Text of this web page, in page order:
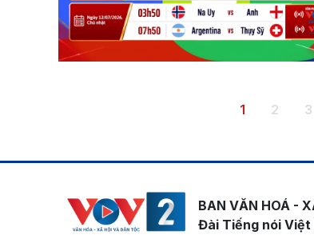
Trang hiện
1 Trang
2 3
BAN VĂN HOÁ -
Đài Tiếng nói Việt